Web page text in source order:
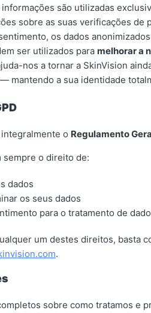
são utilizadas
sobre as suas verificações de
os dados
ser utilizados para melhorar a
nos a tornar a SkinVision
mantendo a sua identidade
o Regulamento
sempre o direito de:
dados
os seus dados
para o tratamento de
um destes direitos, basta
.
sobre como tratamos e